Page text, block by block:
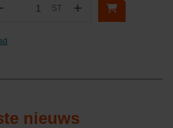
Aantal
ST +
nieuws